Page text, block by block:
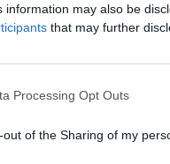
information may also be
that may further
Processing Opt Outs
of the Sharing of my